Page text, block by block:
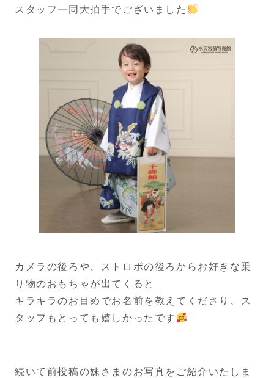
スタッフ一同大拍手でございました
カメラの後ろや、ストロボの後ろからお好きな乗
り物のおもちゃが出てくると
キラキラのお目めでお名前を教えてくださり、ス
タッフもとっても嬉しかったです
続いて前投稿の妹さまのお写真をご紹介いたしま